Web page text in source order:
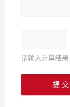
请输入计算结